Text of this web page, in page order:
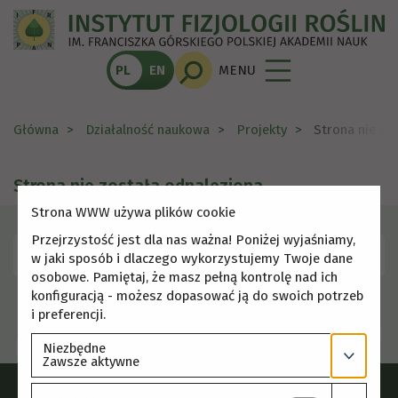
PL EN MENU
Główna Działalność naukowa Projekty Strona nie
Strona nie została odnaleziona
Skorzystaj z menu, aby wybrać inną stronę.
Strona WWW używa plików cookie
Przejrzystość jest dla nas ważna! Poniżej wyjaśniamy,
w jaki sposób i dlaczego wykorzystujemy Twoje dane
osobowe. Pamiętaj, że masz pełną kontrolę nad ich
konfiguracją - możesz dopasować ją do swoich potrzeb
i preferencji.
Niezbędne
Zawsze aktywne